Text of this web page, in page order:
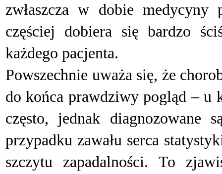
zwłaszcza w dobie medycyny
częściej dobiera się bardzo
każdego pacjenta.
Powszechnie uważa się, że
do końca prawdziwy pogląd – u
często, jednak
przypadku zawału serca
szczytu zapadalności. To